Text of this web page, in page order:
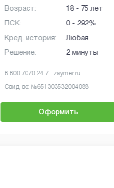
Возраст:
ПСК:
Кред. история:
Решение:
18 - 75 лет
0 - 292%
Любая
2 минуты
8 800 7070 24 7 zaymer.ru
Свид-во: №651303532004088
Оформить